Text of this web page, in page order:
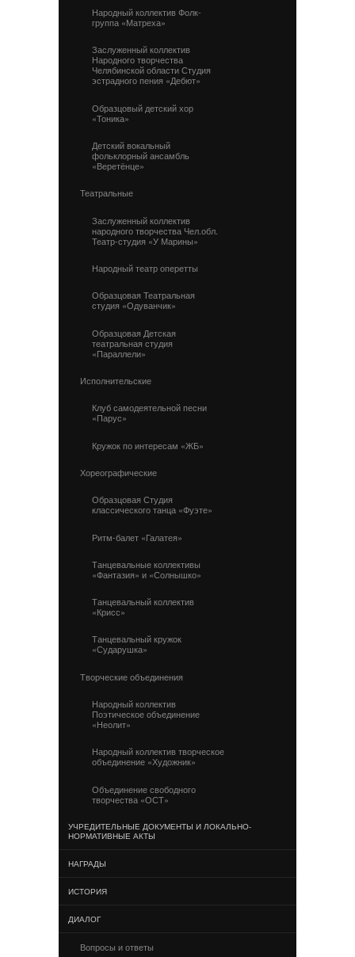
Народный коллектив Фолк-
группа «Матреха»
Заслуженный коллектив
Народного творчества
Челябинской области Студия
эстрадного пения «Дебют»
Образцовый детский хор
«Тоника»
Детский вокальный
фольклорный ансамбль
«Веретёнце»
Театральные
Заслуженный коллектив
народного творчества Чел.обл.
Театр-студия «У Марины»
Народный театр оперетты
Образцовая Театральная
студия «Одуванчик»
Образцовая Детская
театральная студия
«Параллели»
Исполнительские
Клуб самодеятельной песни
«Парус»
Кружок по интересам «ЖБ»
Хореографические
Образцовая Студия
классического танца «Фуэте»
Ритм-балет «Галатея»
Танцевальные коллективы
«Фантазия» и «Солнышко»
Танцевальный коллектив
«Крисс»
Танцевальный кружок
«Сударушка»
Творческие объединения
Народный коллектив
Поэтическое объединение
«Неолит»
Народный коллектив творческое
объединение «Художник»
Объединение свободного
творчества «ОСТ»
УЧРЕДИТЕЛЬНЫЕ ДОКУМЕНТЫ И ЛОКАЛЬНО-
НОРМАТИВНЫЕ АКТЫ
НАГРАДЫ
ИСТОРИЯ
ДИАЛОГ
Вопросы и ответы